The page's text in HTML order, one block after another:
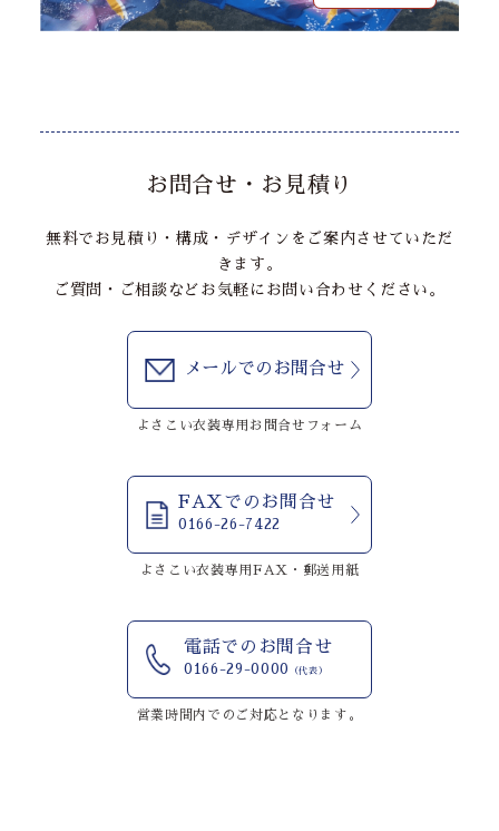
お問合せ・お見積り
無料でお見積り・構成・デザインをご案内させていただ
きます。
ご質問・ご相談などお気軽にお問い合わせください。
メールでのお問合せ
よさこい衣装専用お問合せフォーム
FAXでのお問合せ
0166-26-7422
よさこい衣装専用FAX・郵送用紙
電話でのお問合せ
0166-29-0000 （代表）
営業時間内でのご対応となります。